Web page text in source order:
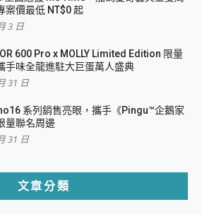
案價最低 NT$0 起
3 日
600 Pro x MOLLY Limited Edition 限量
手味全龍進駐大巨蛋萬人盛典
31 日
系列銷售亮眼，攜手《Pingu™企鵝家
量聯名周邊
31 日
文章分類